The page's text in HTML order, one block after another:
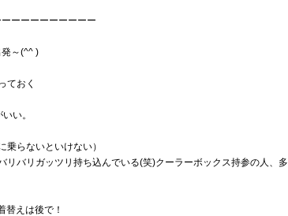
ーーーーーーーーー
～(^^ )
ておく
い。
乗らないといけない）
リバリガッツリ持ち込んでいる(笑)クーラーボックス持参の人、多
替えは後で！